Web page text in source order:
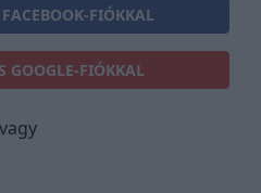
FACEBOOK-FIÓKKAL
GOOGLE-FIÓKKAL
vagy